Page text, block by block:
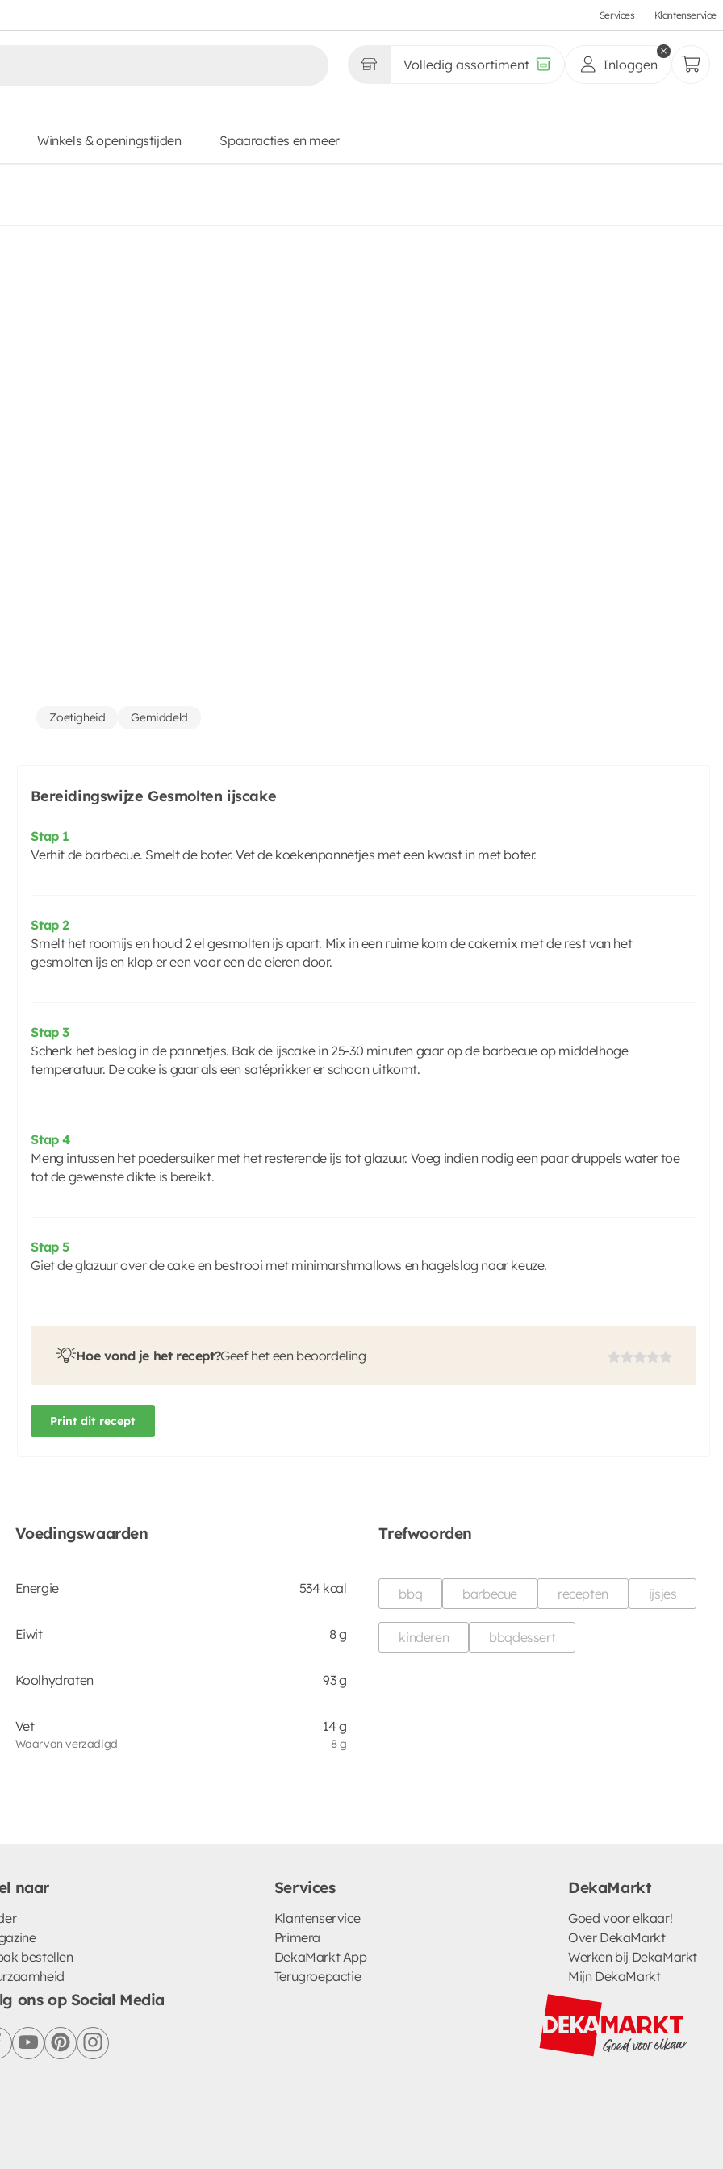
Services Klantenservice
Volledig assortiment Inloggen
Winkels & openingstijden Spaaracties en meer
Zoetigheid Gemiddeld
Bereidingswijze Gesmolten ijscake
Stap 1
Verhit de barbecue. Smelt de boter. Vet de koekenpannetjes met een kwast in met boter.
Stap 2
Smelt het roomijs en houd 2 el gesmolten ijs apart. Mix in een ruime kom de cakemix met de rest van het
gesmolten ijs en klop er een voor een de eieren door.
Stap 3
Schenk het beslag in de pannetjes. Bak de ijscake in 25-30 minuten gaar op de barbecue op middelhoge
temperatuur. De cake is gaar als een satéprikker er schoon uitkomt.
Stap 4
Meng intussen het poedersuiker met het resterende ijs tot glazuur. Voeg indien nodig een paar druppels water toe
tot de gewenste dikte is bereikt.
Stap 5
Giet de glazuur over de cake en bestrooi met minimarshmallows en hagelslag naar keuze.
Hoe vond je het recept?Geef het een beoordeling
Print dit recept
Voedingswaarden
Energie 534 kcal
Eiwit 8 g
Koolhydraten 93 g
Vet 14 g
Waarvan verzadigd 8 g
Trefwoorden
bbq barbecue recepten ijsjes
kinderen bbqdessert
naar
bestellen
Services
Klantenservice
Primera
DekaMarkt App
Terugroepactie
DekaMarkt
Goed voor elkaar!
Over DekaMarkt
Werken bij DekaMarkt
Mijn DekaMarkt
ons op Social Media
youtubepinterestinstagram